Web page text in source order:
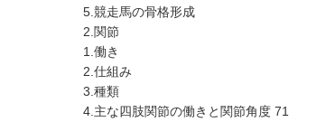
5.競走馬の骨格形成
2.関節
1.働き
2.仕組み
3.種類
4.主な四肢関節の働きと関節角度 71